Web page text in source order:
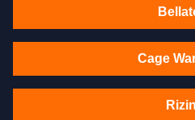
Cage
Rizin